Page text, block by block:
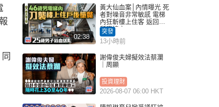
02:38
黃大仙血案│內情曝光 死
者對噪音非常敏感 電梯
內狂斬樓上住客 返回住
所墮樓亡
突發
13小時前
謝偉俊夫婦擬效法蔡瀾
｜周顯
投資理財
2026-08-07 06:00 HKT